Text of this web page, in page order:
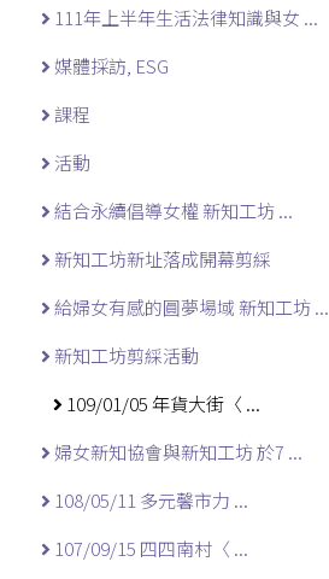
111年上半年生活法律知識與女 ...
媒體採訪, ESG
課程
活動
結合永續倡導女權 新知工坊 ...
新知工坊新址落成開幕剪綵
給婦女有感的圓夢場域 新知工坊 ...
新知工坊剪綵活動
109/01/05 年貨大街〈 ...
婦女新知協會與新知工坊 於7 ...
108/05/11 多元馨市力 ...
107/09/15 四四南村〈 ...